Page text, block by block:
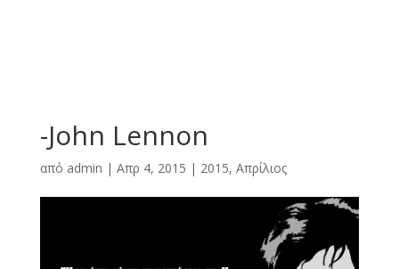
-John Lennon
από admin | Απρ 4, 2015 | 2015, Απρίλιος